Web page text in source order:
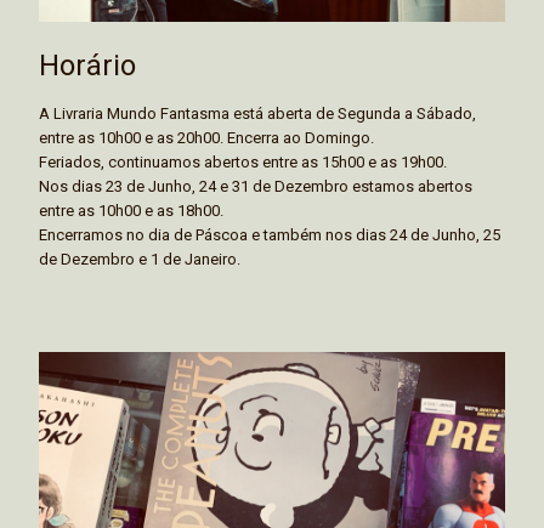
Horário
A Livraria Mundo Fantasma está aberta de Segunda a Sábado,
entre as 10h00 e as 20h00. Encerra ao Domingo.
Feriados, continuamos abertos entre as 15h00 e as 19h00.
Nos dias 23 de Junho, 24 e 31 de Dezembro estamos abertos
entre as 10h00 e as 18h00.
Encerramos no dia de Páscoa e também nos dias 24 de Junho, 25
de Dezembro e 1 de Janeiro.